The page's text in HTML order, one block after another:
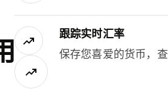
跟踪实时汇率
保存您喜爱的货币，